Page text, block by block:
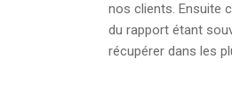
nos clients. Ensuite
du rapport étant
récupérer dans les